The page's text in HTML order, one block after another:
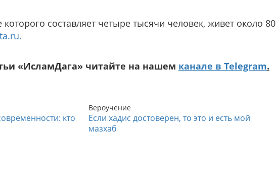
составляет четыре тысячи человек, живет около 80
«ИсламДага» читайте на нашем канале в Telegram.
кто
Вероучение
Если хадис достоверен, то это и есть мой
мазхаб